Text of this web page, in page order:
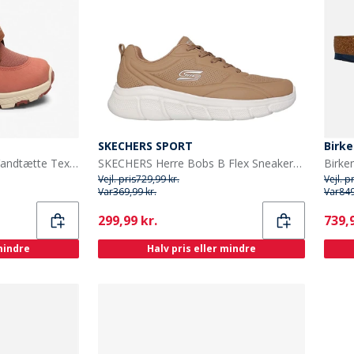
Bisgaard Piger Spencer Vandtætte Tex Støvler Rose
SKECHERS SPORT
SKECHERS Herre Bobs B Flex Sneakers Brun
Vejl. pris729,99 kr.
Var369,99 kr.
Current
299,99 kr.
Halv pris eller mindre
Vejl.
Var